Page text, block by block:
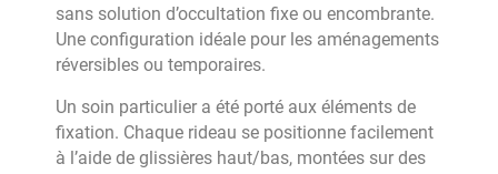
sans solution d’occultation fixe ou encombrante.
Une configuration idéale pour les aménagements
réversibles ou temporaires.
Un soin particulier a été porté aux éléments de
fixation. Chaque rideau se positionne facilement
à l’aide de glissières haut/bas, montées sur des